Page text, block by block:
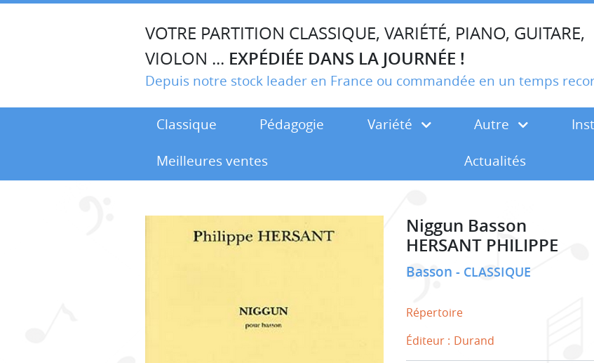
VOTRE PARTITION CLASSIQUE, VARIÉTÉ, PIANO, GUITARE,
VIOLON ... EXPÉDIÉE DANS LA JOURNÉE !
Depuis notre stock leader en France ou commandée en un temps
Classique Pédagogie Variété Autre
Meilleures ventes
Actualités
Niggun Basson
HERSANT PHILIPPE
Basson CLASSIQUE
Répertoire
Éditeur : Durand